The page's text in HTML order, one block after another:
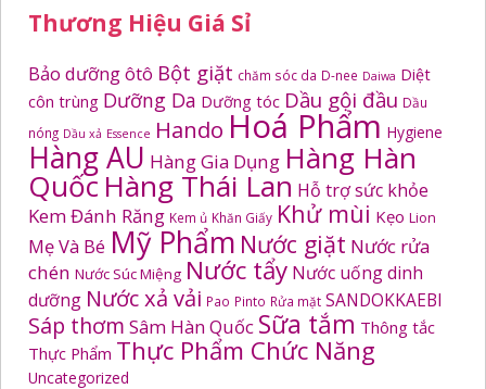
Thương Hiệu Giá Sỉ
Bảo dưỡng ôtô Bột giặt chăm sóc da D-nee Daiwa Diệt
côn trùng Dưỡng Da Dưỡng tóc Dầu gội đầu Dầu
nóng Dầu xả Essence Hando Hoá Phẩm Hygiene
Hàng AU Hàng Gia Dụng Hàng Hàn
Quốc Hàng Thái Lan Hỗ trợ sức khỏe
Kem Đánh Răng Kem ủ Khăn Giấy Khử mùi Kẹo Lion
Mẹ Và Bé Mỹ Phẩm Nước giặt Nước rửa
chén Nước Súc Miệng Nước tẩy Nước uống dinh
dưỡng Nước xả vải Pao Pinto Rửa mặt SANDOKKAEBI
Sáp thơm Sâm Hàn Quốc Sữa tắm Thông tắc
Thực Phẩm Thực Phẩm Chức Năng
Uncategorized